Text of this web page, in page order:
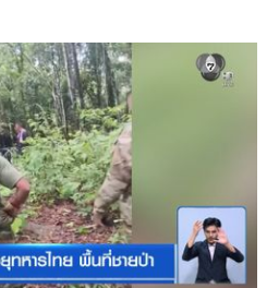
หรือกองกำลังสุรนารีของไทย
ผชิญหน้ากับกลุ่มทหารกัมพูชาใน
งครั้งนี้ เกิดจากความเห็นที่ต่าง
วเขตแดน โดยทหารฝั่งกัมพูชา
ากัมพูชา ยืนยันว่าจุดดังกล่าวเป็น
า และพวกตนกำลังปฏิบัติหน้าที่
บุว่า พื้นที่ดังกล่าวยังเป็นพื้นที่ที่มี